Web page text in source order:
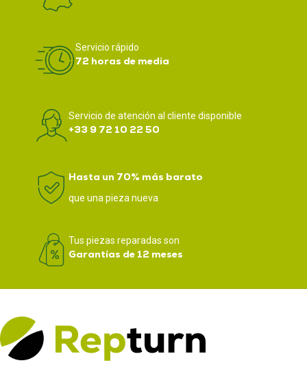
Servicio rápido
72 horas de media
Servicio de atención al cliente disponible
+33 9 72 10 22 50
Hasta un 70% más barato
que una pieza nueva
Tus piezas reparadas son
Garantías de 12 meses